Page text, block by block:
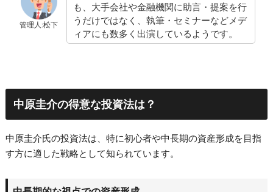
管理人:松下
も、大手会社や金融機関に助言・提案を行
うだけではなく、執筆・セミナーなどメデ
ィアにも数多く出演しているようです。
中原圭介の得意な投資法は？
中原圭介氏の投資法は、特に初心者や中長期の資産形成を目指
す方に適した戦略として知られています。